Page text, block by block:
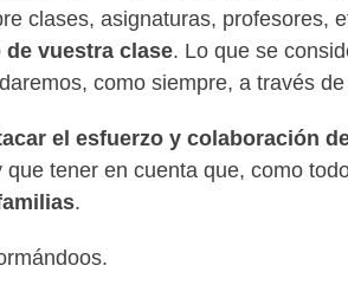
clases, asignaturas, profesores,
vuestra clase. Lo que se
como siempre, a través
el esfuerzo y colaboración
que tener en cuenta que, como
.